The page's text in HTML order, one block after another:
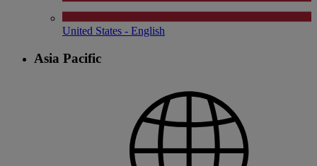
United States - English
Asia Pacific